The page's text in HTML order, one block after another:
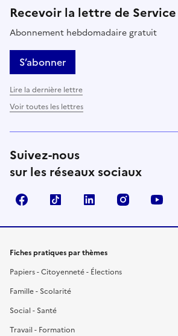
Recevoir la lettre de
Abonnement hebdomadaire gratuit
S’abonner
Lire la dernière lettre
Voir toutes les lettres
Suivez-nous
sur les réseaux sociaux
FacebookTikTok LinkedIn Instagram
Fiches pratiques par thèmes
Papiers - Citoyenneté - Élections
Famille - Scolarité
Social - Santé
Travail - Formation